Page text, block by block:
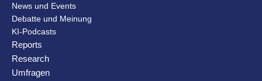
News und Events
Debatte und Meinung
KI-Podcasts
Reports
Research
Umfragen